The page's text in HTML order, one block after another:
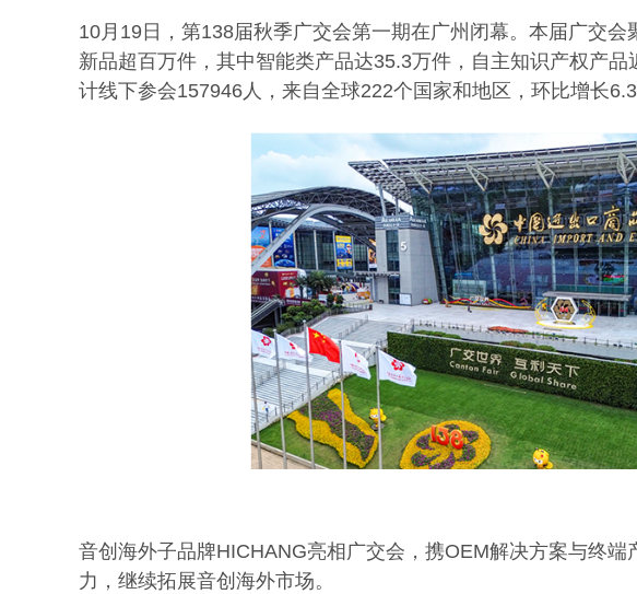
10月19日，第138届秋季广交会第一期在广州闭幕。本届广交会
新品超百万件，其中智能类产品达35.3万件，自主知识产权产品
计线下参会157946人，来自全球222个国家和地区，环比增长
音创海外子品牌HICHANG亮相广交会，携OEM解决方案与终
力，继续拓展音创海外市场。